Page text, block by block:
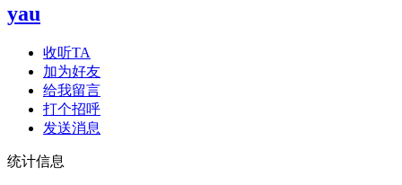
yau
收听TA
加为好友
给我留言
打个招呼
发送消息
统计信息